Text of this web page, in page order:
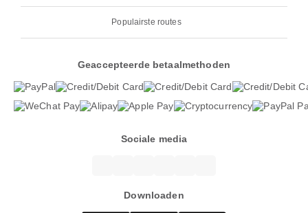
Populairste routes
Geaccepteerde betaalmethoden
Sociale media
Downloaden